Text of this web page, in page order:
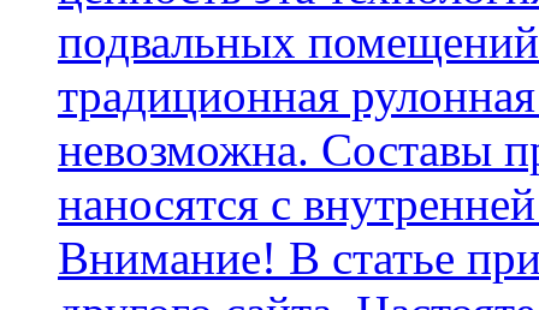
подвальных
традиционная
невозможна. Составы
наносятся с
Внимание! В статье